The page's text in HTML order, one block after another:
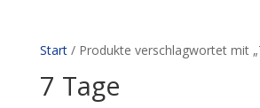
Start/ Produkte verschlagwortet mit
7 Tage